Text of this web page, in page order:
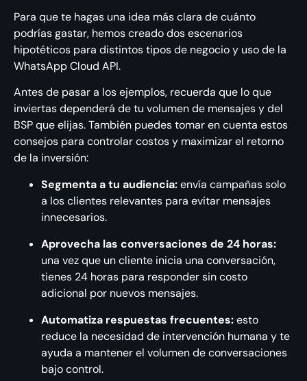
Para que te hagas una idea más clara de cuánto
podrías gastar, hemos creado dos escenarios
hipotéticos para distintos tipos de negocio y uso de la
WhatsApp Cloud API.
Antes de pasar a los ejemplos, recuerda que lo que
inviertas dependerá de tu volumen de mensajes y del
BSP que elijas. También puedes tomar en cuenta estos
consejos para controlar costos y maximizar el retorno
de la inversión:
Segmenta a tu audiencia:envía campañas solo
a los clientes relevantes para evitar mensajes
innecesarios.
Aprovecha las conversaciones de 24 horas:
una vez que un cliente inicia una conversación,
tienes 24 horas para responder sin costo
adicional por nuevos mensajes.
Automatiza respuestas frecuentes:esto
reduce la necesidad de intervención humana y te
ayuda a mantener el volumen de conversaciones
bajo control.